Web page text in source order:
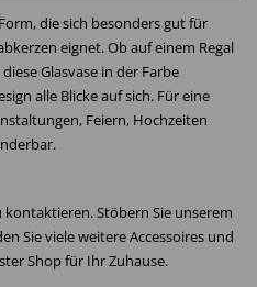
die sich besonders gut für
eignet. Ob auf einem Regal
Glasvase in der Farbe
alle Blicke auf sich. Für eine
Feiern, Hochzeiten
kontaktieren. Stöbern Sie unserem
Sie viele weitere Accessoires und
Shop für Ihr Zuhause.